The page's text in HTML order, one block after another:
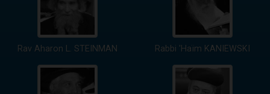
Rav Aharon L. STEINMAN Rabbi 'Haïm KANIEWSKI